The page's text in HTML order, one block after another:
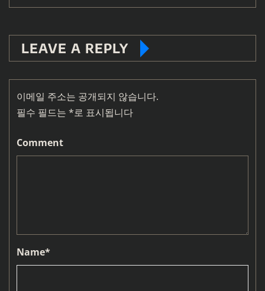
LEAVE A REPLY
이메일 주소는 공개되지 않습니다.
필수 필드는 *로 표시됩니다
Comment
Name*